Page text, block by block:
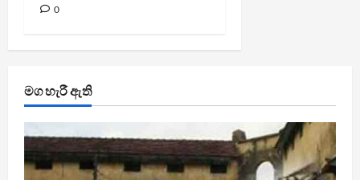
0
මග හැරී ඇති